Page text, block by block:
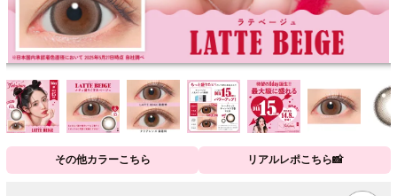
その他カラーこちら リアルレポこちら📸